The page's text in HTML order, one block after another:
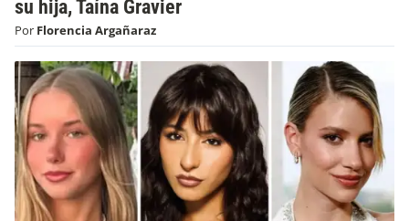
su hija, Taína Gravier
Por Florencia Argañaraz